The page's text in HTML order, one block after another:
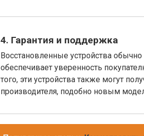
4. Гарантия и поддержка
Восстановленные устройства обычно
обеспечивает уверенность
того, эти устройства также могут
производителя, подобно новым